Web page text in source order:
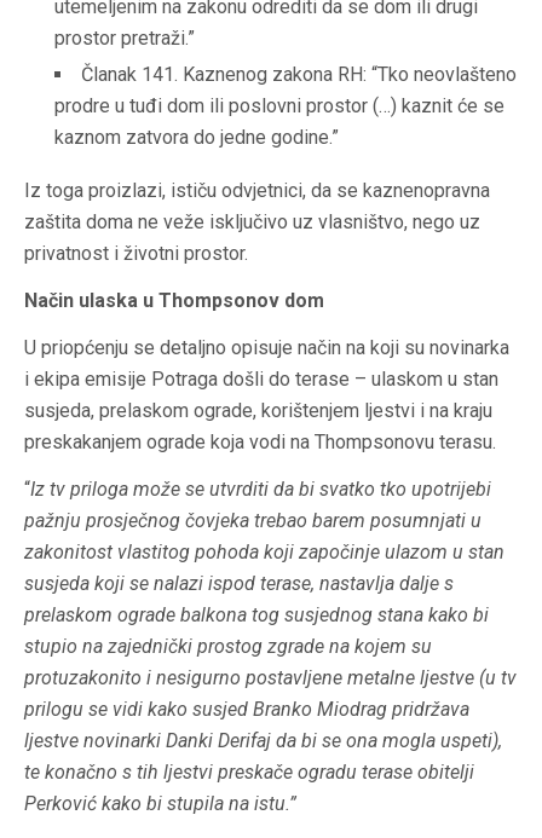
utemeljenim na zakonu odrediti da se dom ili drugi
prostor pretraži.”
Članak 141. Kaznenog zakona RH: “Tko neovlašteno
prodre u tuđi dom ili poslovni prostor (…) kaznit će se
kaznom zatvora do jedne godine.”
Iz toga proizlazi, ističu odvjetnici, da se kaznenopravna
zaštita doma ne veže isključivo uz vlasništvo, nego uz
privatnost i životni prostor.
Način ulaska u Thompsonov dom
U priopćenju se detaljno opisuje način na koji su novinarka
i ekipa emisije Potraga došli do terase – ulaskom u stan
susjeda, prelaskom ograde, korištenjem ljestvi i na kraju
preskakanjem ograde koja vodi na Thompsonovu terasu.
“Iz tv priloga može se utvrditi da bi svatko tko upotrijebi
pažnju prosječnog čovjeka trebao barem posumnjati u
zakonitost vlastitog pohoda koji započinje ulazom u stan
susjeda koji se nalazi ispod terase, nastavlja dalje s
prelaskom ograde balkona tog susjednog stana kako bi
stupio na zajednički prostog zgrade na kojem su
protuzakonito i nesigurno postavljene metalne ljestve (u tv
prilogu se vidi kako susjed Branko Miodrag pridržava
ljestve novinarki Danki Derifaj da bi se ona mogla uspeti),
te konačno s tih ljestvi preskače ogradu terase obitelji
Perković kako bi stupila na istu.”